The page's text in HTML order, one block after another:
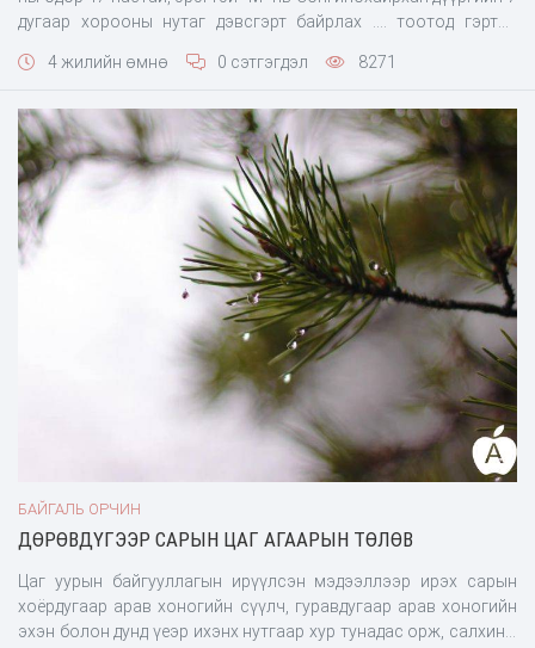
дугаар хорооны нутаг дэвсгэрт байрлах .... тоотод гэртээ
толгой, 4 ширхэг саврыг бусдад худалдан борлуулах
мөрдөн шалгах ажил
4 жилийн өмнө 0 сэтгэгдэл 8271
БАЙГАЛЬ ОРЧИН
ДӨРӨВДҮГЭЭР САРЫН ЦАГ АГААРЫН ТӨЛӨВ
Цаг уурын байгууллагын ирүүлсэн мэдээллээр ирэх сарын
хоёрдугаар арав хоногийн сүүлч, гуравдугаар арав хоногийн
эхэн болон дунд үеэр ихэнх нутгаар хур тунадас орж, салхины